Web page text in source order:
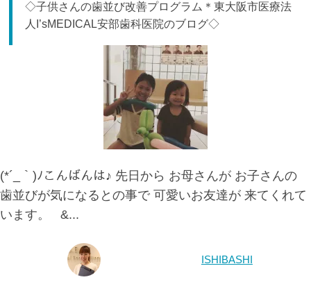
◇子供さんの歯並び改善プログラム＊東大阪市医療法
人I’sMEDICAL安部歯科医院のブログ◇
(*´_｀)ﾉこんばんは♪ 先日から お母さんが お子さんの
歯並びが気になるとの事で 可愛いお友達が 来てくれて
います。 &...
ISHIBASHI